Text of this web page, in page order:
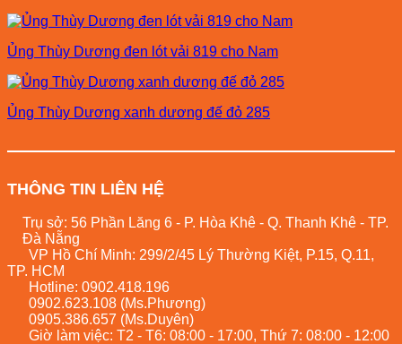
Ủng Thùy Dương đen lót vải 819 cho Nam
Ủng Thùy Dương xanh dương đế đỏ 285
THÔNG TIN LIÊN HỆ
Trụ sở: 56 Phần Lăng 6 - P. Hòa Khê - Q. Thanh Khê - TP.
Đà Nẵng
VP Hồ Chí Minh: 299/2/45 Lý Thường Kiệt, P.15, Q.11,
TP. HCM
Hotline: 0902.418.196
0902.623.108 (Ms.Phương)
0905.386.657 (Ms.Duyên)
Giờ làm việc: T2 - T6: 08:00 - 17:00, Thứ 7: 08:00 - 12:00